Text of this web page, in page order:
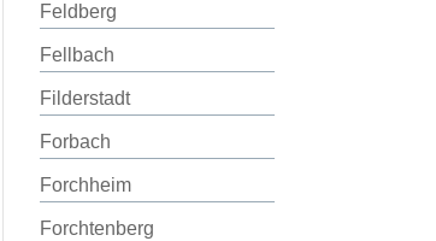
Feldberg
Fellbach
Filderstadt
Forbach
Forchheim
Forchtenberg